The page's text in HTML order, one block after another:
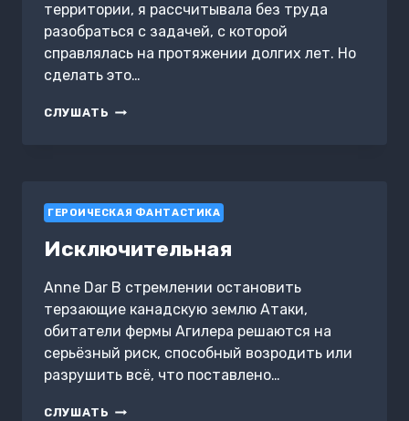
территории, я рассчитывала без труда
разобраться с задачей, с которой
справлялась на протяжении долгих лет. Но
сделать это…
СЛУШАТЬ ПОСЛЕДНИЙ
ГЕРОИЧЕСКАЯ ФАНТАСТИКА
Исключительная
Anne Dar В стремлении остановить
терзающие канадскую землю Атаки,
обитатели фермы Агилера решаются на
серьёзный риск, способный возродить или
разрушить всё, что поставлено…
СЛУШАТЬ ИСКЛЮЧИТЕЛЬНАЯ